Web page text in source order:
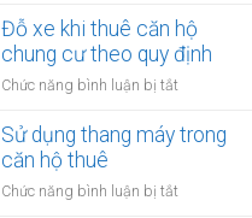
khi
thuê
doanh
dụng
khu
vực
công
trong
Đỗ xe khi thuê căn hộ
chung cư theo quy định
Chức năng bình luận bị tắt
xe
căn
Sử dụng thang máy trong
căn hộ thuê
Chức năng bình luận bị tắt